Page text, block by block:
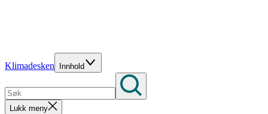
Klimadesken Innhold
Lukk meny